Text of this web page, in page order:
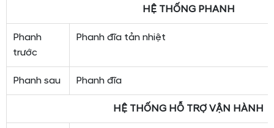
HỆ THỐNG PHANH
Phanh
trước
Phanh đĩa tản nhiệt
Phanh sau Phanh đĩa
HỆ THỐNG HỖ TRỢ VẬN HÀNH